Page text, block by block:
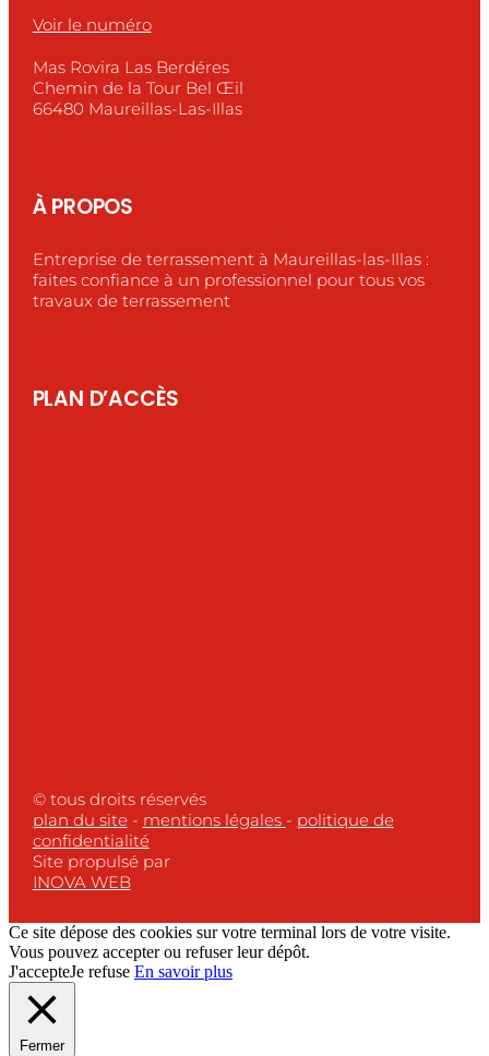
Voir le numéro
Mas Rovira Las Berdéres
Chemin de la Tour Bel Œil
66480 Maureillas-Las-Illas
À PROPOS
Entreprise de terrassement à Maureillas-las-Illas :
faites confiance à un professionnel pour tous vos
travaux de terrassement
PLAN D’ACCÈS
© tous droits réservés
plan du site- mentions légales - politique de
confidentialité
Site propulsé par
INOVA WEB
Ce site dépose des cookies sur votre terminal lors de votre visite.
Vous pouvez accepter ou refuser leur dépôt.
J'accepteJe refuse En savoir plus
Fermer